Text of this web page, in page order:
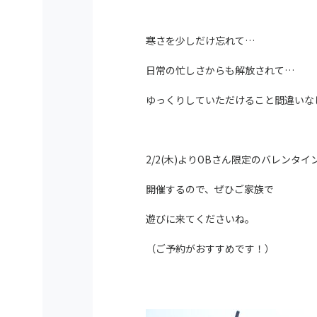
寒さを少しだけ忘れて…
日常の忙しさからも解放されて…
ゆっくりしていただけること間違いな
2/2(木)よりOBさん限定のバレンタイ
開催するので、ぜひご家族で
遊びに来てくださいね。
（ご予約がおすすめです！）